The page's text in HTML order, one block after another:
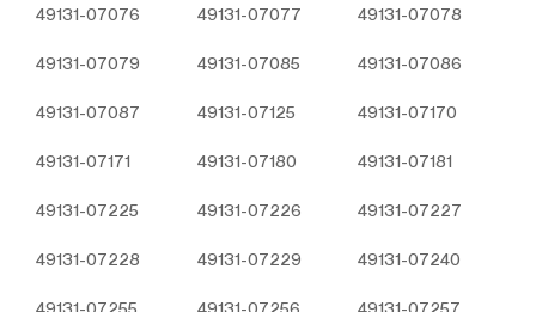
49131-07076 49131-07077 49131-07078
49131-07079 49131-07085 49131-07086
49131-07087 49131-07125 49131-07170
49131-07171 49131-07180 49131-07181
49131-07225 49131-07226 49131-07227
49131-07228 49131-07229 49131-07240
İnternet sitesinin işlevselliğini ve performansını
geliştirmek,
üzerinden yeni özellikler sunmak ve sunulan
İnternet Sitesinin, sizin ve Kurum’un hukuki ve
üzerinden sahte işlemlerin gerçekleştirilmesini
Düzenlenmesi ve Bu Yayınlar Yoluyla İşlenen